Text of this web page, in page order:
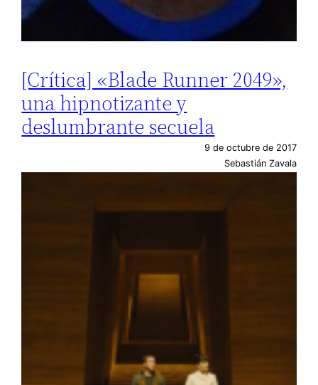
[Crítica] «Blade Runner 2049»,
una hipnotizante y
deslumbrante secuela
9 de octubre de 2017
Sebastián Zavala